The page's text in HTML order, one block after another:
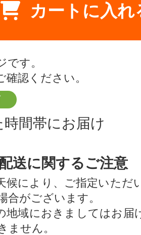
カートに入れ
です。
確認ください。
間帯にお届け
送に関するご注意
候により、ご指定いただ
合がございます。
地域におきましてはお届
ません。